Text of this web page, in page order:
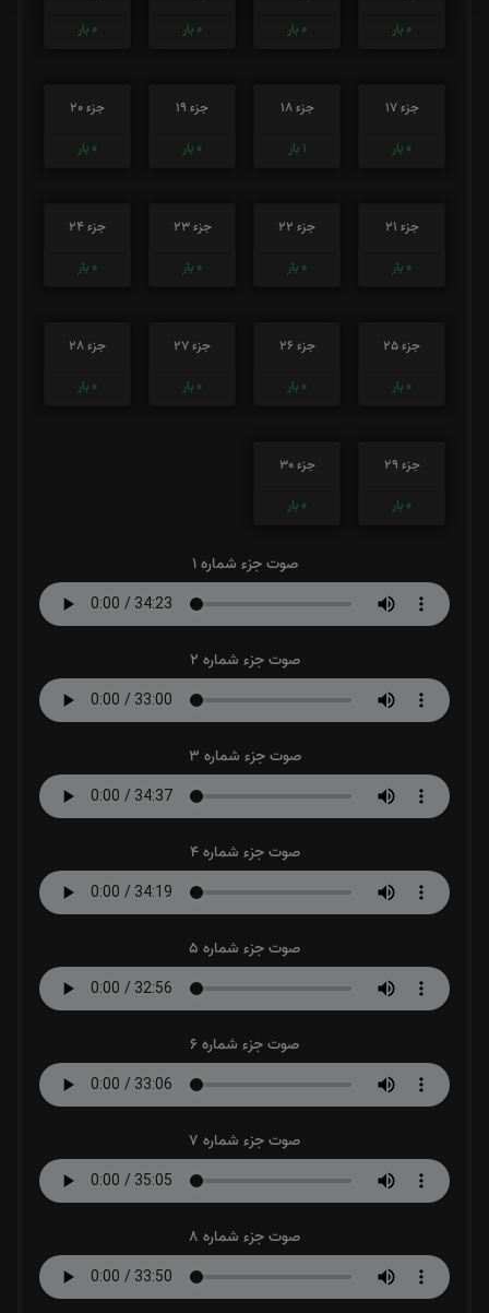
0 بار
0 بار
0 بار
0 بار
جزء 17
0 بار
جزء 18
1 بار
جزء 19
0 بار
جزء 20
0 بار
جزء 21
0 بار
جزء 22
0 بار
جزء 23
0 بار
جزء 24
0 بار
جزء 25
0 بار
جزء 26
0 بار
جزء 27
0 بار
جزء 28
0 بار
جزء 29
0 بار
جزء 30
0 بار
صوت جزء شماره 1
صوت جزء شماره 2
صوت جزء شماره 3
صوت جزء شماره 4
صوت جزء شماره 5
صوت جزء شماره 6
صوت جزء شماره 7
صوت جزء شماره 8